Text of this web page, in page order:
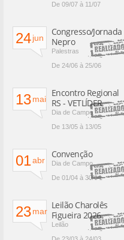
De 09/07 à 11/07
24jun
Congresso/Jornada
Nepro
Palestras
De 24/06 à 25/06
13mai
Encontro Regional
RS - VETLÍDER
Dia de Campo
De 13/05 à 13/05
01abr
Convenção
Dia de Campo
De 01/04 à 30/04
23mar
Leilão Charolês
Figueira 2026
Leilão